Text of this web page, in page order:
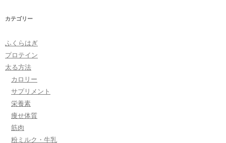
カテゴリー
ふくらはぎ
プロテイン
太る方法
カロリー
サプリメント
栄養素
痩せ体質
筋肉
粉ミルク・牛乳